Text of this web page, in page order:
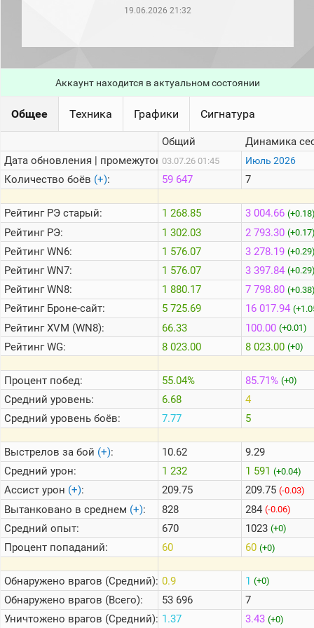
месяц)
(за
последние
сессии)
Топ
1000
Кланы
стримеров
Информация
Онлайн
Цветовая
шкала
Теlegram
ВК
Портал
Мира
Танков
19.06.2026 21:32
Аккаунт находится в актуальном состоянии
Общее Техника Графики Сигнатура
Дата обновления | промежуток:
Количество боёв (+):
РейтингРЭ старый:
РейтингРЭ:
РейтингWN6:
РейтингWN7:
РейтингWN8:
РейтингБроне-сайт:
РейтингXVM (WN8):
РейтингWG:
Процент побед:
Средний уровень:
Средний уровень боёв:
Выстрелов за бой (+):
Средний урон:
Ассист урон (+):
Вытанковано в среднем (+):
Средний опыт:
Процент попаданий:
Обнаружено врагов (Средний):
Обнаружено врагов (Всего):
Уничтожено врагов (Средний):
Общий
03.07.26 01:45
59 647
1 268.85
1 302.03
1 576.07
1 576.07
1 880.17
5 725.69
66.33
8 023.00
55.04%
6.68
7.77
10.62
1 232
209.75
828
670
60
0.9
53 696
1.37
Динамика
Июль 2026
7
3 004.66
2 793.30
3 278.19
3 397.84
7 798.80
16 017.94
100.00 (+0.01)
8 023.00 (+0)
85.71% (+0)
4
5
9.29
1 591 (+0.04)
209.75 (-0.03)
284 (-0.06)
1023 (+0)
60 (+0)
1 (+0)
7
3.43 (+0)